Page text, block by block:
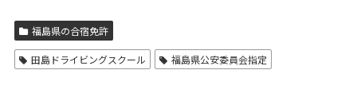
福島県の合宿免許
田島ドライビングスクール 福島県公安委員会指定